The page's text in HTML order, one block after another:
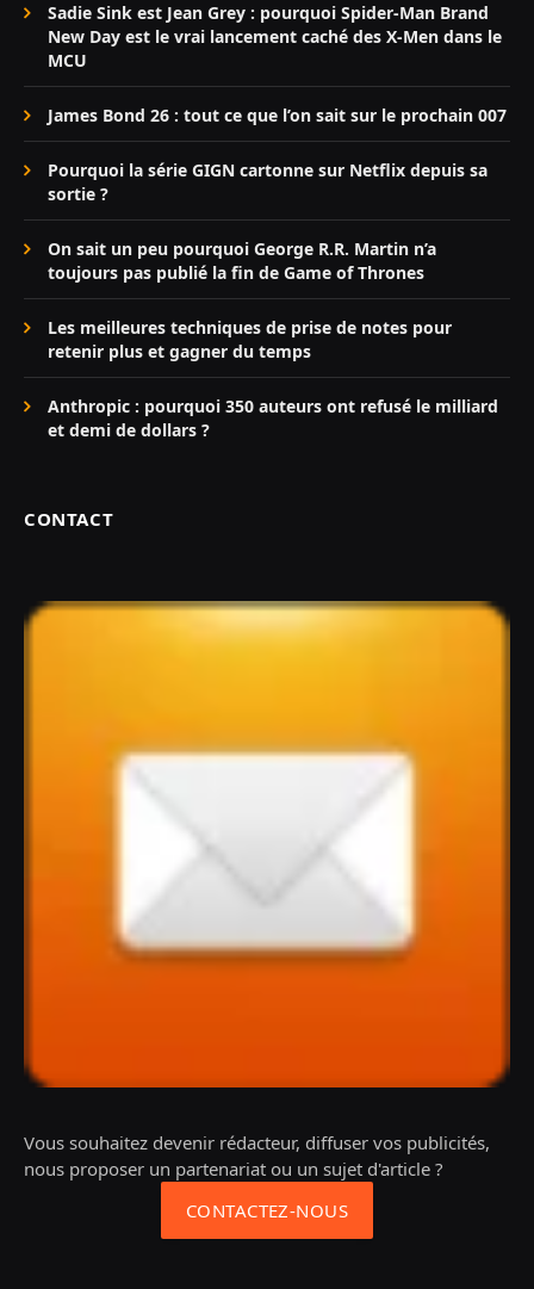
Sadie Sink est Jean Grey : pourquoi Spider-Man Brand
New Day est le vrai lancement caché des X-Men dans le
MCU
James Bond 26 : tout ce que l’on sait sur le prochain 007
Pourquoi la série GIGN cartonne sur Netflix depuis sa
sortie ?
On sait un peu pourquoi George R.R. Martin n’a
toujours pas publié la fin de Game of Thrones
Les meilleures techniques de prise de notes pour
retenir plus et gagner du temps
Anthropic : pourquoi 350 auteurs ont refusé le milliard
et demi de dollars ?
CONTACT
Vous souhaitez devenir rédacteur, diffuser vos publicités,
nous proposer un partenariat ou un sujet d'article ?
CONTACTEZ-NOUS